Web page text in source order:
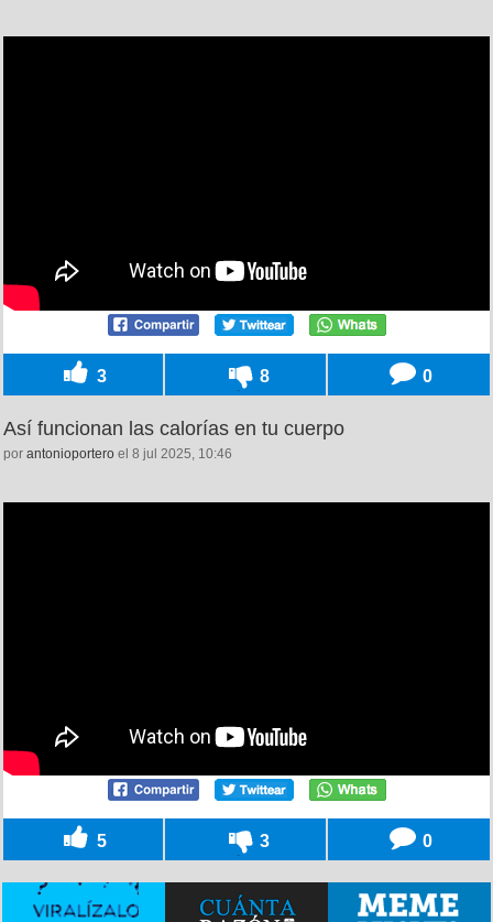
3 8 0
Así funcionan las calorías en tu cuerpo
por antonioportero el 8 jul 2025, 10:46
5 3 0